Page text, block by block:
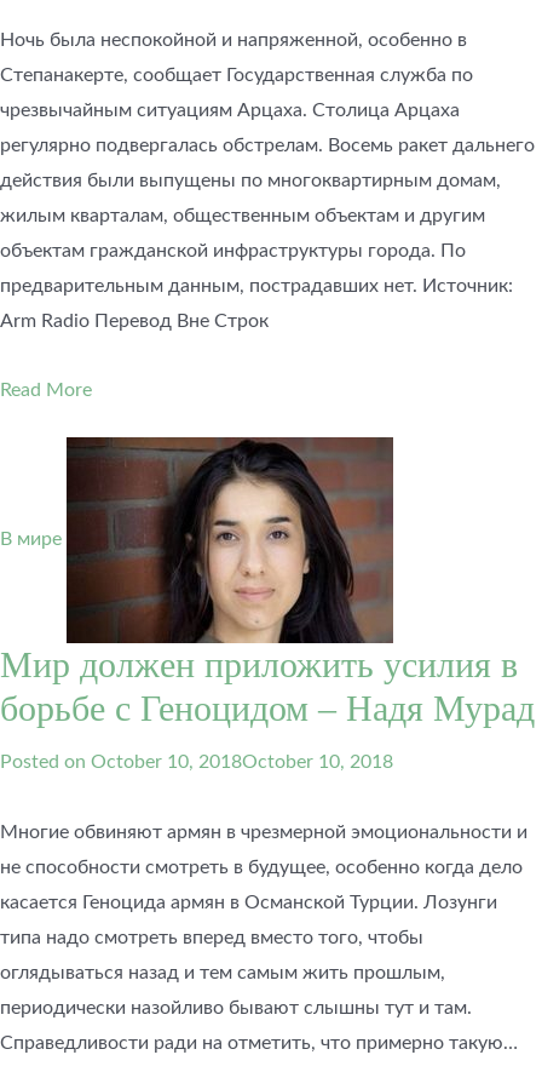
Ночь была неспокойной и напряженной, особенно в
Степанакерте, сообщает Государственная служба по
чрезвычайным ситуациям Арцаха. Столица Арцаха
регулярно подвергалась обстрелам. Восемь ракет дальнего
действия были выпущены по многоквартирным домам,
жилым кварталам, общественным объектам и другим
объектам гражданской инфраструктуры города. По
предварительным данным, пострадавших нет. Источник:
Arm Radio Перевод Вне Строк
Read More
В мире
Мир должен приложить усилия в
борьбе с Геноцидом – Надя Мурад
Posted on October 10, 2018October 10, 2018
Многие обвиняют армян в чрезмерной эмоциональности и
не способности смотреть в будущее, особенно когда дело
касается Геноцида армян в Османской Турции. Лозунги
типа надо смотреть вперед вместо того, чтобы
оглядываться назад и тем самым жить прошлым,
периодически назойливо бывают слышны тут и там.
Справедливости ради на отметить, что примерно такую…